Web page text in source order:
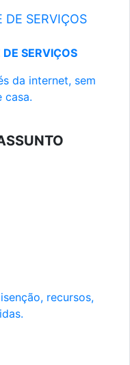
DE SERVIÇOS
SERVIÇOS
da internet, sem
casa.
recursos,